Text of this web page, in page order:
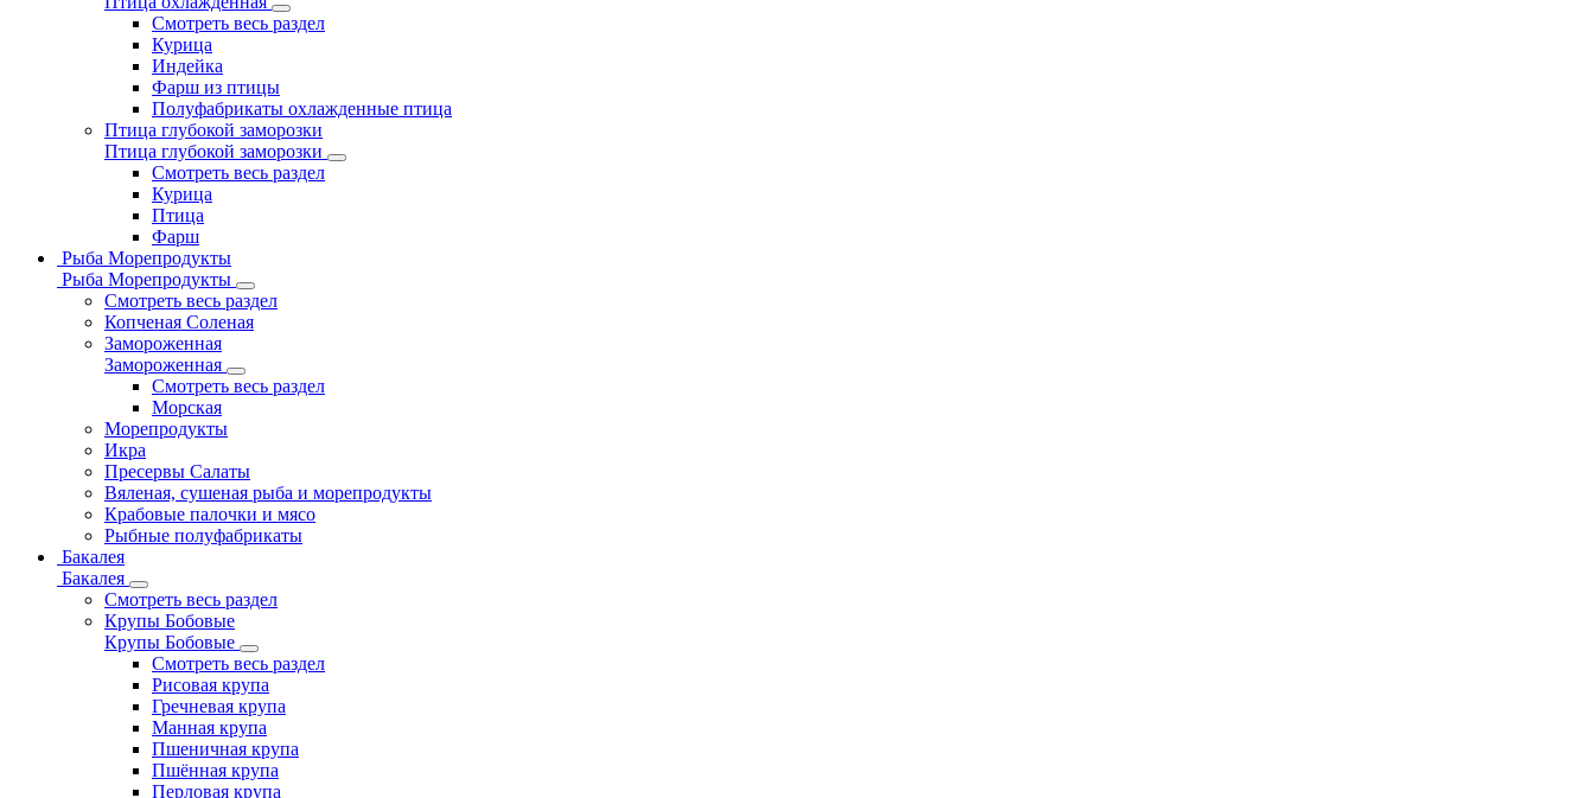
Смотреть весь раздел
Курица
Индейка
Фарш из птицы
Полуфабрикаты охлажденные птица
Птица глубокой заморозки
Птица глубокой заморозки
Смотреть весь раздел
Курица
Птица
Фарш
Рыба Морепродукты
Рыба Морепродукты
Смотреть весь раздел
Копченая Соленая
Замороженная
Замороженная
Смотреть весь раздел
Морская
Морепродукты
Икра
Пресервы Салаты
Вяленая, сушеная рыба и морепродукты
Крабовые палочки и мясо
Рыбные полуфабрикаты
Бакалея
Бакалея
Смотреть весь раздел
Крупы Бобовые
Крупы Бобовые
Смотреть весь раздел
Рисовая крупа
Гречневая крупа
Манная крупа
Пшеничная крупа
Пшённая крупа
Перловая крупа